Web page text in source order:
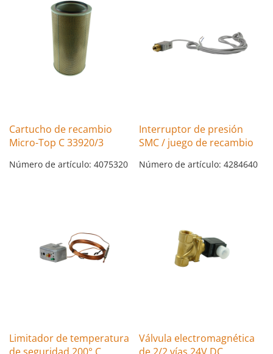
Cartucho de recambio
Micro-Top C 33920/3
Número de artículo: 4075320
Interruptor de presión
SMC / juego de recambio
Número de artículo: 4284640
Limitador de temperatura
Válvula electromagnética